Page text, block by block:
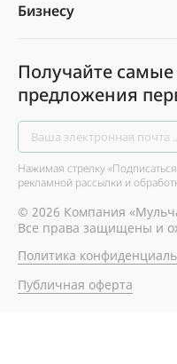
Бизнесу
Получайте
предложения
Нажимая стрелку
рекламной рассылки и
© 2026 Компания
Все права защищены и
Политика
Публичная оферта